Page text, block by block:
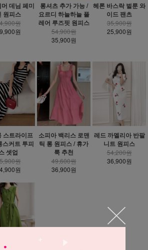
데님 페미
원피스
원
원
롱셔츠 추가 가능 /
요르디 하늘하늘 플
레어 루즈핏 원피스
54,900원
35,900원
헤론 바스락 벌룬 와
이드 팬츠
35,900원
25,900원
스트라이프
스커트 투피
셋업
원
원
소피아 백리스 로맨
틱 롱 원피스 / 휴가
룩 추천
49,600원
36,900원
레드 까멜리아 반팔
니트 원피스
54,200원
36,900원